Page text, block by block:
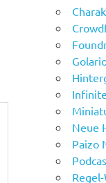
Infinite
Neue
Paizo